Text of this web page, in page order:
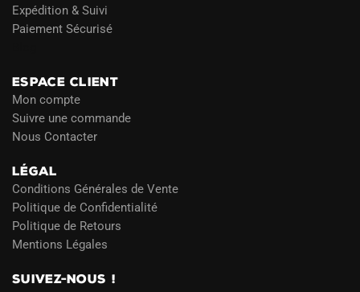
Expédition & Suivi
Paiement Sécurisé
ESPACE CLIENT
Mon compte
Suivre une commande
Nous Contacter
LÉGAL
Conditions Générales de Vente
Politique de Confidentialité
Politique de Retours
Mentions Légales
SUIVEZ-NOUS !